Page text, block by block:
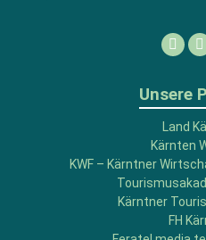
Unsere
Land
Kärnten
KWF – Kärntner
Kärntner
FH